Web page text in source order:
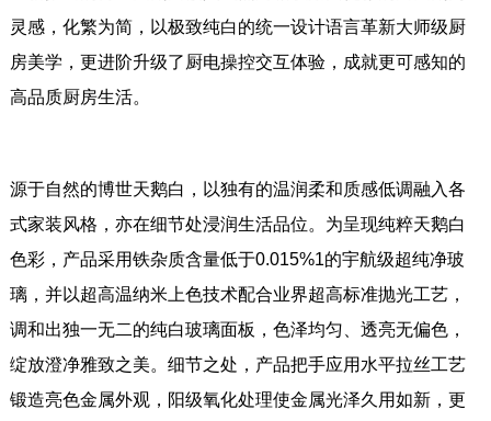
灵感，化繁为简，以极致纯白的统一设计语言革新大师级厨
房美学，更进阶升级了厨电操控交互体验，成就更可感知的
高品质厨房生活。
源于自然的博世天鹅白，以独有的温润柔和质感低调融入各
式家装风格，亦在细节处浸润生活品位。为呈现纯粹天鹅白
色彩，产品采用铁杂质含量低于0.015%1的宇航级超纯净玻
璃，并以超高温纳米上色技术配合业界超高标准抛光工艺，
调和出独一无二的纯白玻璃面板，色泽均匀、透亮无偏色，
绽放澄净雅致之美。细节之处，产品把手应用水平拉丝工艺
锻造亮色金属外观，阳级氧化处理使金属光泽久用如新，更